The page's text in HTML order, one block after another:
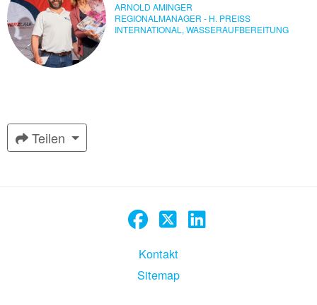
ARNOLD AMINGER
REGIONALMANAGER - H. PREISS
INTERNATIONAL, WASSERAUFBEREITUNG
Teilen
Kontakt
Sitemap